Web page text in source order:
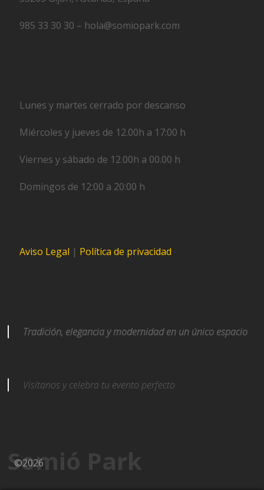
985 33 30 30 – hola@somiopark.com
Lunes y martes cerrado por descanso
Miércoles y jueves de 12.00h a 17:00 h
Viernes y sábado de 12.00h a 00.00 h
Domingos de 12:00 a 20:00 h
Aviso Legal | Política de privacidad
Tradición, elegancia y modernidad en un único espacio
Visítanos y celebra tu evento perfecto
Somió Park
©2026